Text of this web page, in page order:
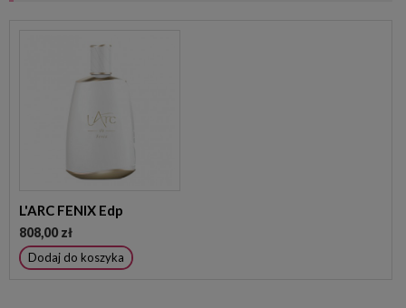
L'ARC FENIX Edp
808,00 zł
Dodaj do koszyka